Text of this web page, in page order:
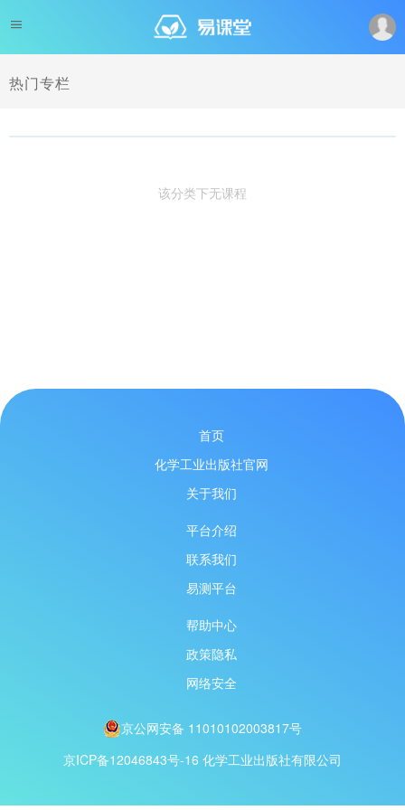
热门专栏
该分类下无课程
首页
化学工业出版社官网
关于我们
平台介绍
联系我们
易测平台
帮助中心
政策隐私
网络安全
京公网安备 11010102003817号
京ICP备12046843号-16 化学工业出版社有限公司